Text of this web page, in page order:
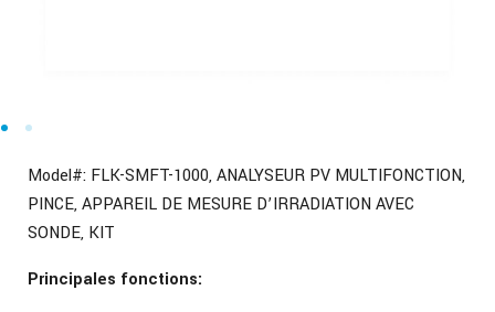
Model#: FLK-SMFT-1000, ANALYSEUR PV MULTIFONCTION,
PINCE, APPAREIL DE MESURE D’IRRADIATION AVEC
SONDE, KIT
Principales fonctions: